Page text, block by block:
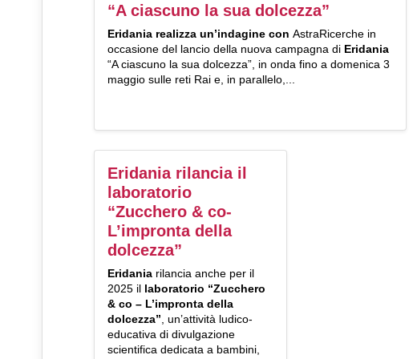
“A ciascuno la sua dolcezza”
Eridania realizza un’indagine con AstraRicerche in
occasione del lancio della nuova campagna di Eridania
“A ciascuno la sua dolcezza”, in onda fino a domenica 3
maggio sulle reti Rai e, in parallelo,...
Eridania rilancia il
laboratorio
“Zucchero & co-
L’impronta della
dolcezza”
Eridania rilancia anche per il
2025 il laboratorio “Zucchero
& co – L’impronta della
dolcezza” , un’attività ludico-
educativa di divulgazione
scientifica dedicata a bambini,